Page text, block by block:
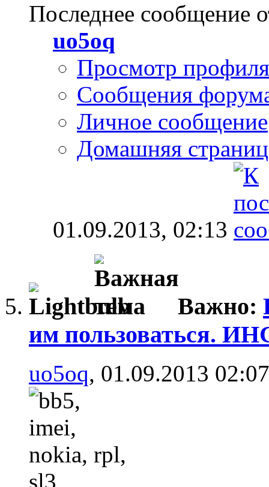
Последнее сообщение
uo5oq
Просмотр профиля
Сообщения
Личное сообщение
Домашняя
01.09.2013, 02:13
Важно:
им пользоваться.
uo5oq, 01.09.2013 02:07